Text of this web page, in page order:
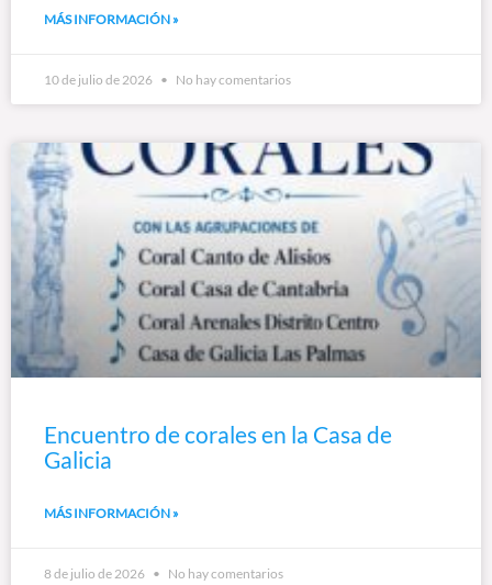
MÁS INFORMACIÓN »
10 de julio de 2026 No hay comentarios
Encuentro de corales en la Casa de
Galicia
MÁS INFORMACIÓN »
8 de julio de 2026 No hay comentarios